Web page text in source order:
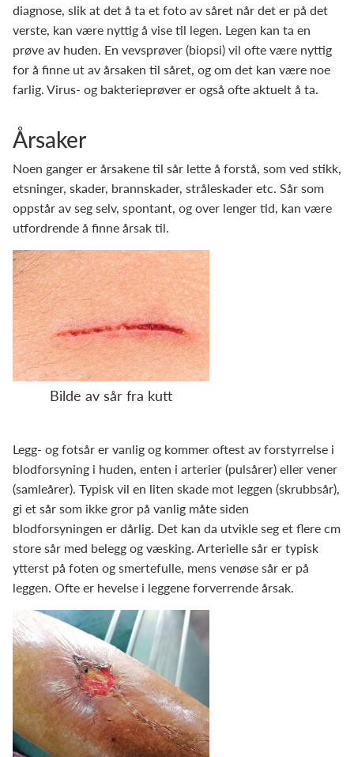
diagnose, slik at det å ta et foto av såret når det er på det
verste, kan være nyttig å vise til legen. Legen kan ta en
prøve av huden. En vevsprøver (biopsi) vil ofte være nyttig
for å finne ut av årsaken til såret, og om det kan være noe
farlig. Virus- og bakterieprøver er også ofte aktuelt å ta.
Årsaker
Noen ganger er årsakene til sår lette å forstå, som ved stikk,
etsninger, skader, brannskader, stråleskader etc. Sår som
oppstår av seg selv, spontant, og over lenger tid, kan være
utfordrende å finne årsak til.
Bilde av sår fra kutt
Legg- og fotsår er vanlig og kommer oftest av forstyrrelse i
blodforsyning i huden, enten i arterier (pulsårer) eller vener
(samleårer). Typisk vil en liten skade mot leggen (skrubbsår),
gi et sår som ikke gror på vanlig måte siden
blodforsyningen er dårlig. Det kan da utvikle seg et flere cm
store sår med belegg og væsking. Arterielle sår er typisk
ytterst på foten og smertefulle, mens venøse sår er på
leggen. Ofte er hevelse i leggene forverrende årsak.